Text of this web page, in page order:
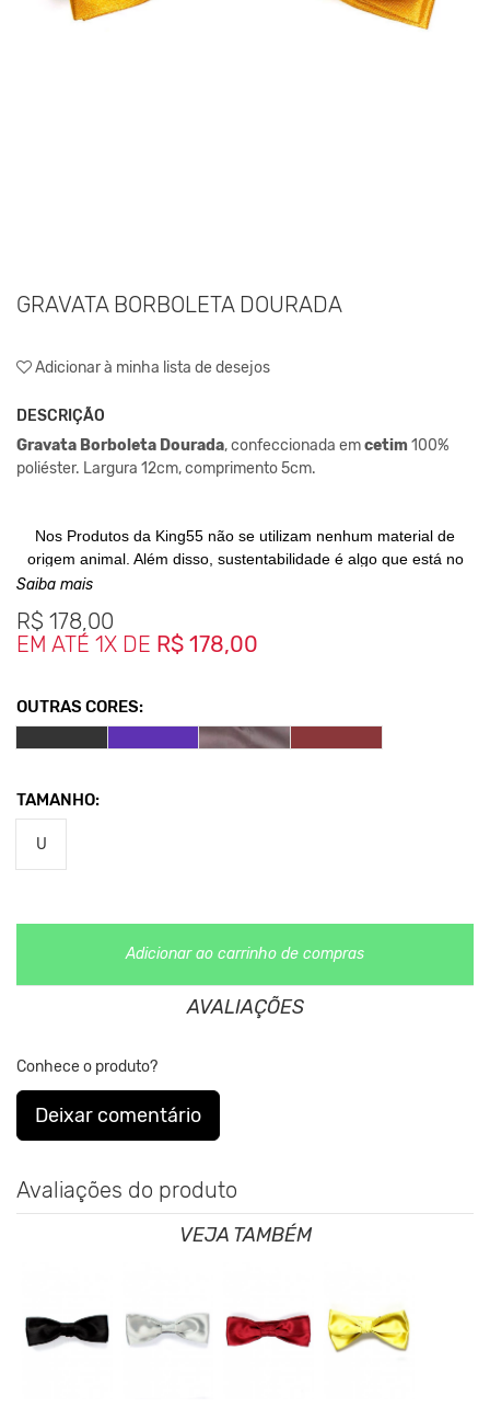
GRAVATA BORBOLETA DOURADA
Adicionar à minha lista de desejos
DESCRIÇÃO
Gravata Borboleta Dourada, confeccionada emcetim 100%
poliéster. Largura 12cm,comprimento 5cm.
Nos Produtos da King55 não se utilizam nenhum material de
origem animal. Além disso, sustentabilidade é algo que está no
Saiba mais
R$ 178,00
EM ATÉ 1X DE R$ 178,00
OUTRAS CORES:
TAMANHO:
U
Adicionar ao carrinho de compras
AVALIAÇÕES
Conhece o produto?
Deixar comentário
Avaliações do produto
VEJA TAMBÉM